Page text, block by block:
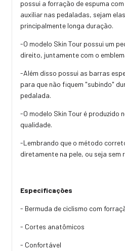
possui a forração de espuma
auxiliar nas pedaladas, sejam
principalmente longa duração.
-O modelo Skin Tour possui um
direito, juntamente com o
-Além disso possui as barras
para que não fiquem "subindo"
pedalada.
-O modelo Skin Tour é produzido
qualidade.
-Lembrando que o método
diretamente na pele, ou seja sem
Especificações
- Bermuda de ciclismo com
- Cortes anatômicos
- Confortável